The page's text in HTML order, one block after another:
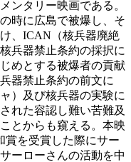
ンタリー映画である。
時に広島で被爆し、そ
、ICAN（核兵器廃絶
兵器禁止条約の採択に
めとする被爆者の貢献
器禁止条約の前文に
）及び核兵器の実験に
れた容認し難い苦難及
とからも窺える。本映
賞を受賞した際にサー
ーローさんの活動を中